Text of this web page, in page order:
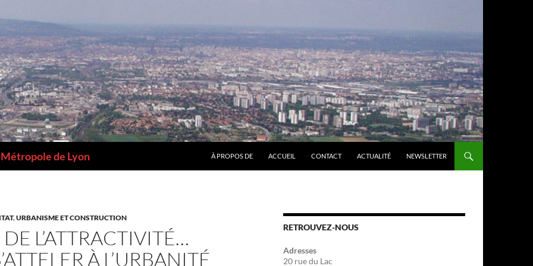
de Lyon À PROPOS DE ACCUEIL CONTACT ACTUALITÉ NEWSLETTER
,URBANISME ET CONSTRUCTION
L’ATTRACTIVITÉ…
À L’URBANITÉ
RETROUVEZ-NOUS
Adresses
20 rue du Lac